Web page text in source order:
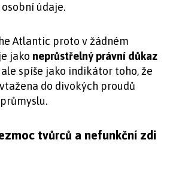
údaje.
Atlantic proto v žádném
jako neprůstřelný právní důkaz
spíše jako indikátor toho, že
do divokých proudů
tvůrců a nefunkční zdi